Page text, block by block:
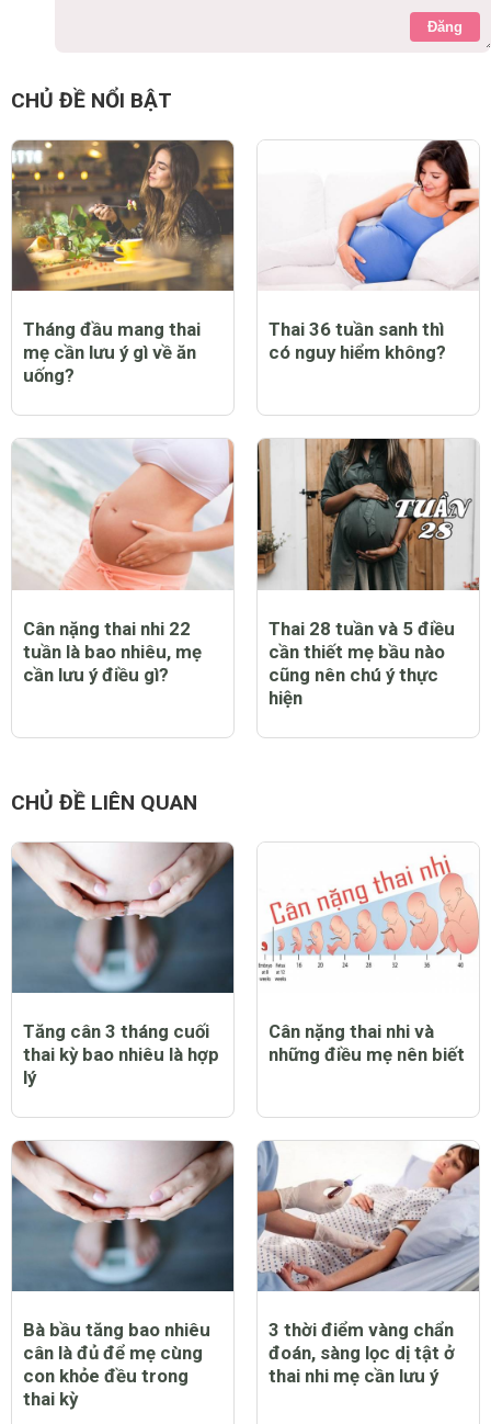
Đăng
CHỦ ĐỀ NỔI BẬT
Tháng đầu mang thai
mẹ cần lưu ý gì về ăn
uống?
Thai 36 tuần sanh thì
có nguy hiểm không?
Cân nặng thai nhi 22
tuần là bao nhiêu, mẹ
cần lưu ý điều gì?
Thai 28 tuần và 5 điều
cần thiết mẹ bầu nào
cũng nên chú ý thực
hiện
CHỦ ĐỀ LIÊN QUAN
Tăng cân 3 tháng cuối
thai kỳ bao nhiêu là hợp
lý
Cân nặng thai nhi và
những điều mẹ nên biết
Bà bầu tăng bao nhiêu
cân là đủ để mẹ cùng
con khỏe đều trong
thai kỳ
3 thời điểm vàng chẩn
đoán, sàng lọc dị tật ở
thai nhi mẹ cần lưu ý